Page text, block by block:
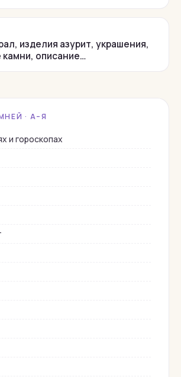
изделия азурит, украшения,
описание…
· А–Я
и гороскопах